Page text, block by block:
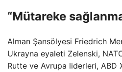
“Mütareke
Alman Şansölyesi Friedrich
Ukrayna eyaleti Zelenski,
Rutte ve Avrupa liderleri, ABD